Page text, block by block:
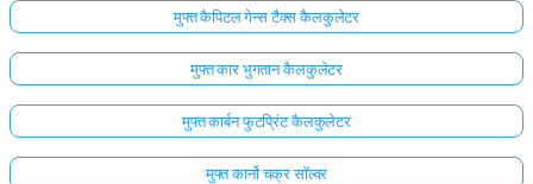
मुफ्त कैपिटल गेन्स टैक्स कैलकुलेटर
मुफ्त कार भुगतान कैलकुलेटर
मुफ्त कार्बन फुटप्रिंट कैलकुलेटर
मुफ्त कार्नो चक्र सॉल्वर